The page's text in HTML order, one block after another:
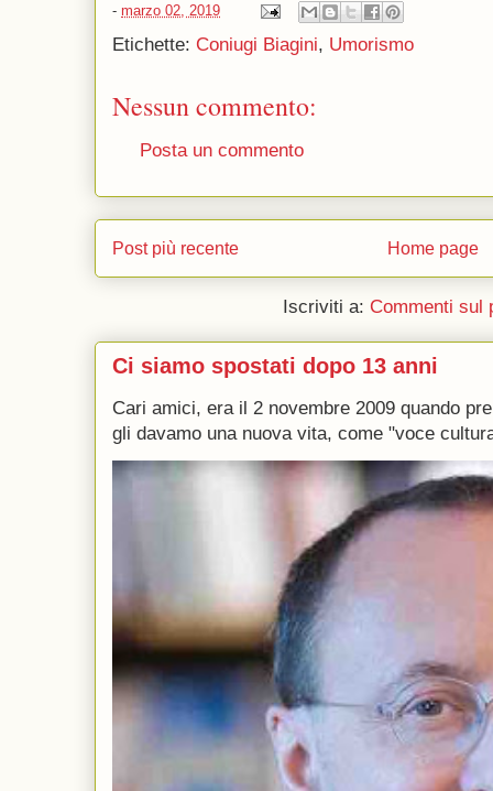
- marzo 02, 2019
Etichette: Coniugi Biagini, Umorismo
Nessun commento:
Posta un commento
Post più recente Home page
Iscriviti a: Commenti sul
Ci siamo spostati dopo 13 anni
Cari amici, era il 2 novembre 2009 quando
gli davamo una nuova vita, come "voce